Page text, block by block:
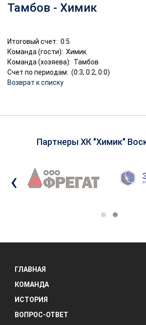
Тамбов - Химик
Итоговый счет: 0:5
Команда (гости): Химик
Команда (хозяева): Тамбов
Счет по периодам: (0:3, 0:2, 0:0)
Возврат к списку
Партнеры ХК "Химик"
‹
ГЛАВНАЯ
КОМАНДА
ИСТОРИЯ
ВОПРОС-ОТВЕТ